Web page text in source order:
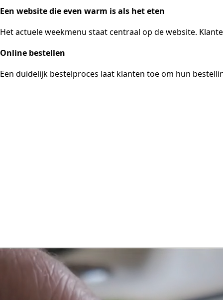
Een website die even warm is als het eten
Het actuele weekmenu staat centraal op de website.
Online bestellen
Een duidelijk bestelproces laat klanten toe om hun